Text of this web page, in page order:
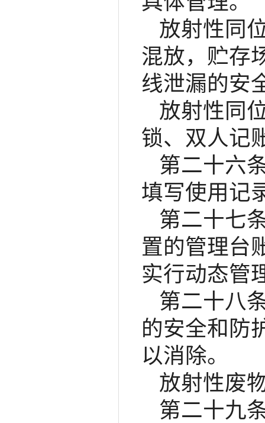
放射性同
混放，贮存
线泄漏的安
放射性同
锁、双人记
第二十六
填写使用记
第二十七
置的管理台
实行动态管
第二十八
的安全和防
以消除。
放射性废
第二十九